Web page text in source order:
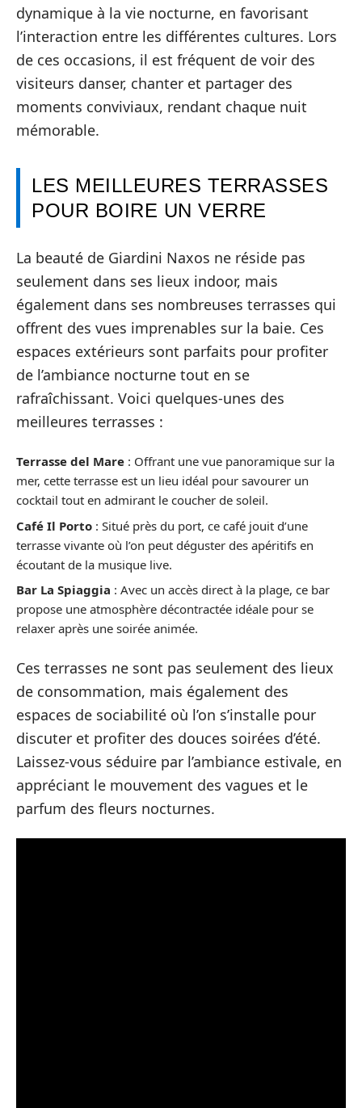
dynamique à la vie nocturne, en favorisant
l’interaction entre les différentes cultures. Lors
de ces occasions, il est fréquent de voir des
visiteurs danser, chanter et partager des
moments conviviaux, rendant chaque nuit
mémorable.
LES MEILLEURES TERRASSES
POUR BOIRE UN VERRE
La beauté de Giardini Naxos ne réside pas
seulement dans ses lieux indoor, mais
également dans ses nombreuses terrasses qui
offrent des vues imprenables sur la baie. Ces
espaces extérieurs sont parfaits pour profiter
de l’ambiance nocturne tout en se
rafraîchissant. Voici quelques-unes des
meilleures terrasses :
Terrasse del Mare : Offrant une vue panoramique sur la
mer, cette terrasse est un lieu idéal pour savourer un
cocktail tout en admirant le coucher de soleil.
Café Il Porto : Situé près du port, ce café jouit d’une
terrasse vivante où l’on peut déguster des apéritifs en
écoutant de la musique live.
Bar La Spiaggia : Avec un accès direct à la plage, ce bar
propose une atmosphère décontractée idéale pour se
relaxer après une soirée animée.
Ces terrasses ne sont pas seulement des lieux
de consommation, mais également des
espaces de sociabilité où l’on s’installe pour
discuter et profiter des douces soirées d’été.
Laissez-vous séduire par l’ambiance estivale, en
appréciant le mouvement des vagues et le
parfum des fleurs nocturnes.